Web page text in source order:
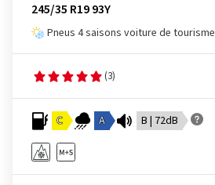
245/35 R19 93Y
Pneus 4 saisons voiture de tourisme
(3)
C A B | 72dB